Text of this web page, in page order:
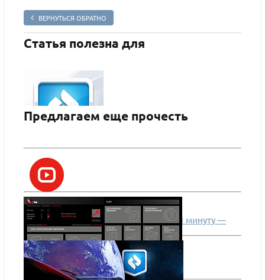
ВЕРНУТЬСЯ ОБРАТНО
Статья полезна для
Аспро: Корпоративный сайт 2.0
ПОДРОБНЕЕ
Предлагаем еще прочесть
Уникальная типографика проекта за 1 минуту —
вымысел или реальность?